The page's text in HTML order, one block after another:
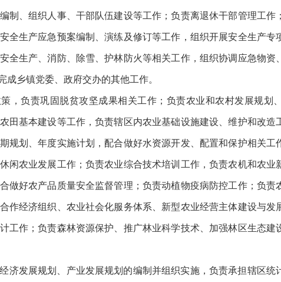
制、组织人事、干部队伍建设等工作；负责离退休干部管理工作
全生产应急预案编制、演练及修订等工作，组织开展安全生产专
全生产、消防、除雪、护林防火等相关工作，组织协调应急物资
乡镇党委、政府交办的其他工作。
，负责巩固脱贫攻坚成果相关工作；负责农业和农村发展规划
田基本建设等工作，负责辖区内农业基础设施建设、维护和改造
规划、年度实施计划，配合做好水资源开发、配置和保护相关工
闲农业发展工作；负责农业综合技术培训工作，负责农机和农业
做好农产品质量安全监督管理；负责动植物疫病防控工作；负责
作经济组织、农业社会化服务体系、新型农业经营主体建设与发
工作；负责森林资源保护、推广林业科学技术、加强林区生态建
济发展规划、产业发展规划的编制并组织实施，负责承担辖区统